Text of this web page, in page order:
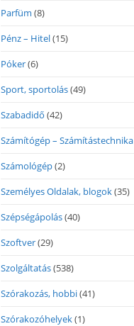
Parfüm (8)
Pénz – Hitel(15)
Póker(6)
Sport, sportolás(49)
Szabadidő (42)
Számítógép – Számítástechnika
Számológép(2)
Személyes Oldalak, blogok(35)
Szépségápolás(40)
Szoftver(29)
Szolgáltatás(538)
Szórakozás, hobbi(41)
Szórakozóhelyek(1)